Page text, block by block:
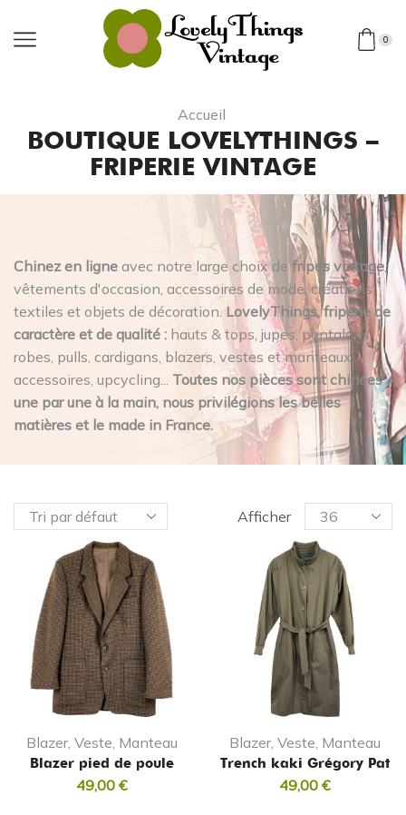
0
Accueil
BOUTIQUE LOVELYTHINGS –
FRIPERIE VINTAGE
Chinez en ligne avec notre large choix defripes vintage,
vêtements d'occasion, accessoires de mode, créations
textiles et objets de décoration. LovelyThings, friperie de
caractère et de qualité : hauts & tops, jupes, pantalons,
robes, pulls, cardigans, blazers, vestes et manteaux,
accessoires, upcycling... Toutes nos pièces sont chinées
une par une à la main, nous privilégions les belles
matières et le made in France.
Afficher
Blazer, Veste, Manteau
Blazer pied de poule
49,00 €
Blazer, Veste, Manteau
Trench kaki Grégory Pat
49,00 €